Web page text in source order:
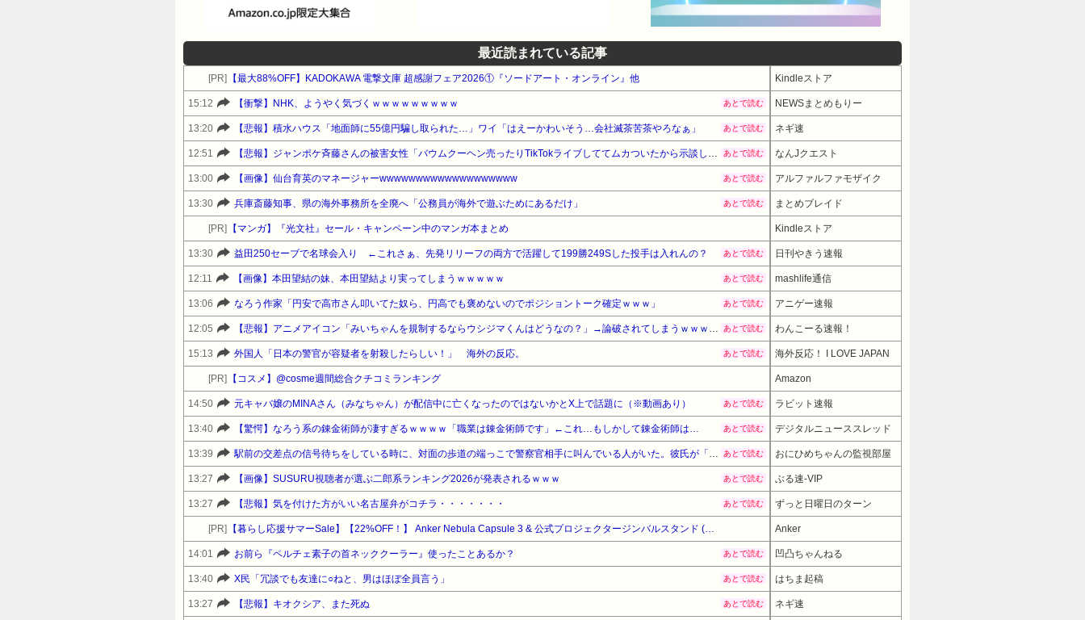
最近読まれている記事
[PR] 【最大88%OFF】KADOKAWA 電撃文庫 超感謝フェア2026①『ソードアート・オンライン』他 Kindleストア
15:12 【衝撃】NHK、ようやく気づくｗｗｗｗｗｗｗｗｗ あとで読む NEWSまとめもりー
13:20 【悲報】積水ハウス「地面師に55億円騙し取られた…」ワイ「はえーかわいそう…会社滅茶苦茶やろなぁ」 あとで読む ネギ速
12:51 【悲報】ジャンポケ斉藤さんの被害女性「バウムクーヘン売ったりTikTokライブしててムカついたから示談しなかった」・・・・・・・・・ あとで読む なんJクエスト
13:00 【画像】仙台育英のマネージャーwwwwwwwwwwwwwwwwwww あとで読む アルファルファモザイク
13:30 兵庫斎藤知事、県の海外事務所を全廃へ「公務員が海外で遊ぶためにあるだけ」 あとで読む まとめブレイド
[PR] 【マンガ】『光文社』セール・キャンペーン中のマンガ本まとめ Kindleストア
13:30 益田250セーブで名球会入り ←これさぁ、先発リリーフの両方で活躍して199勝249Sした投手は入れんの？ あとで読む 日刊やきう速報
12:11 【画像】本田望結の妹、本田望結より実ってしまうｗｗｗｗｗ あとで読む mashlife通信
13:06 なろう作家「円安で高市さん叩いてた奴ら、円高でも褒めないのでポジショントーク確定ｗｗｗ」 あとで読む アニゲー速報
12:05 【悲報】アニメアイコン「みいちゃんを規制するならウシジマくんはどうなの？」→論破されてしまうｗｗｗｗｗ あとで読む わんこーる速報！
15:13 外国人「日本の警官が容疑者を射殺したらしい！」 海外の反応。 あとで読む 海外反応！ I LOVE JAPAN
[PR] 【コスメ】@cosme週間総合クチコミランキング Amazon
14:50 元キャバ嬢のMINAさん（みなちゃん）が配信中に亡くなったのではないかとX上で話題に（※動画あり） あとで読む ラビット速報
13:40 【驚愕】なろう系の錬金術師が凄すぎるｗｗｗｗ「職業は錬金術師です」←これ…もしかして錬金術師は… あとで読む デジタルニューススレッド
13:39 駅前の交差点の信号待ちをしている時に、対面の歩道の端っこで警察官相手に叫んでいる人がいた。彼氏が「怖いから遠回りしよう」って本気で怖そうな顔で言っていて… あとで読む おにひめちゃんの監視部屋
13:27 【画像】SUSURU視聴者が選ぶ二郎系ランキング2026が発表されるｗｗｗ あとで読む ぶる速-VIP
13:27 【悲報】気を付けた方がいい名古屋弁がコチラ・・・・・・・ あとで読む ずっと日曜日のターン
[PR] 【暮らし応援サマーSale】【22%OFF！】 Anker Nebula Capsule 3 & 公式プロジェクタージンバルスタンド (Capsuleシリーズ用)モバイルプロジェクタージンバルセット Anker
14:01 お前ら『ペルチェ素子の首ネッククーラー』使ったことあるか？ あとで読む 凹凸ちゃんねる
13:40 X民「冗談でも友達に○ねと、男はほぼ全員言う」 あとで読む はちま起稿
13:27 【悲報】キオクシア、また死ぬ あとで読む ネギ速